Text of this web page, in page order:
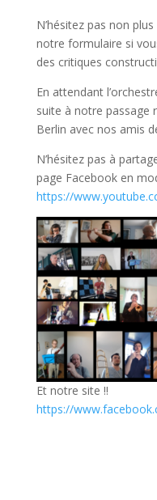
N’hésitez pas non
notre formulaire si
des critiques
En attendant
suite à notre passage
Berlin avec nos amis
N’hésitez pas à
page Facebook en
https://
Et notre site !!
https://